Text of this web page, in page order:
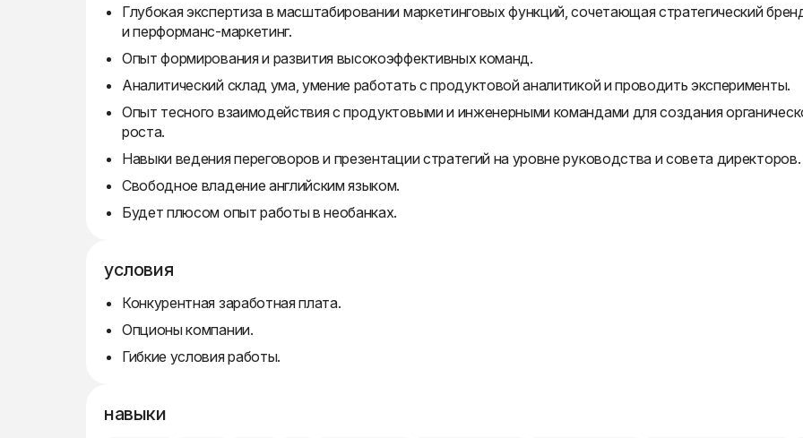
Глубокая экспертиза в масштабировании маркетинговых функций, сочетающая стратегический
и перформанс-маркетинг.
Опыт формирования и развития высокоэффективных команд.
Аналитический склад ума, умение работать с продуктовой аналитикой и проводить эксперименты.
Опыт тесного взаимодействия с продуктовыми и инженерными командами для создания
роста.
Навыки ведения переговоров и презентации стратегий на уровне руководства и совета директоров.
Свободное владение английским языком.
Будет плюсом опыт работы в необанках.
условия
Конкурентная заработная плата.
Опционы компании.
Гибкие условия работы.
навыки